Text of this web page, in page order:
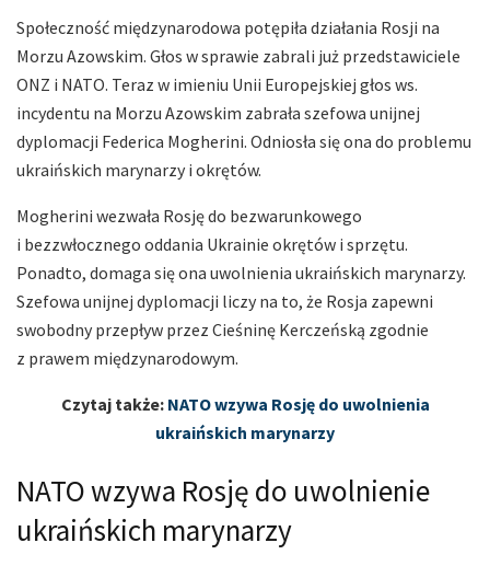
Społeczność międzynarodowa potępiła działania Rosji na
Morzu Azowskim. Głos w sprawie zabrali już przedstawiciele
ONZ i NATO. Teraz w imieniu Unii Europejskiej głos ws.
incydentu na Morzu Azowskim zabrała szefowa unijnej
dyplomacji Federica Mogherini. Odniosła się ona do problemu
ukraińskich marynarzy i okrętów.
Mogherini wezwała Rosję do bezwarunkowego
i bezzwłocznego oddania Ukrainie okrętów i sprzętu.
Ponadto, domaga się ona uwolnienia ukraińskich marynarzy.
Szefowa unijnej dyplomacji liczy na to, że Rosja zapewni
swobodny przepływ przez Cieśninę Kerczeńską zgodnie
z prawem międzynarodowym.
Czytaj także: NATO wzywa Rosję do uwolnienia
ukraińskich marynarzy
NATO wzywa Rosję do uwolnienie
ukraińskich marynarzy